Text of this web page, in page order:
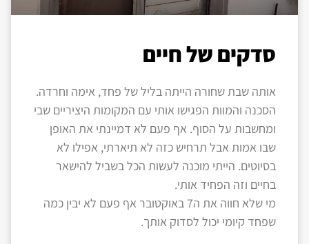
סדקים של חיים
אותה שבת שחורה הייתה בליל של פחד, אימה וחרדה.
הסכנה והמוות הפגישו אותי עם המקומות היציריים שבי
ומחשבות על הסוף. אף פעם לא דמיינתי את האופן
שבו אמות אבל תרחיש כזה לא תיארתי, אפילו לא
בסיוטים. הייתי מוכנה לעשות הכל בשביל להישאר
בחיים וזה הפחיד אותי.
מי שלא חווה את ה7 באוקטובר אף פעם לא יבין כמה
שפחד קיומי יכול לסדוק אותך.